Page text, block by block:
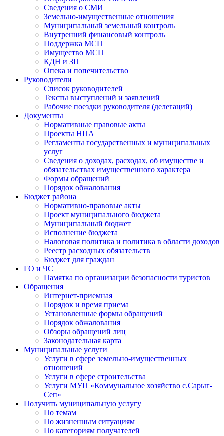
Сведения о СМИ
Земельно-имущественные отношения
Муниципальный земельный контроль
Внутренний финансовый контроль
Поддержка МСП
Имущество МСП
КДН и ЗП
Опека и попечительство
Руководители
Список руководителей
Тексты выступлений и заявлений
Рабочие поездки руководителя (делегаций)
Документы
Нормативные правовые акты
Проекты НПА
Регламенты государственных и муниципальных
услуг
Сведения о доходах, расходах, об имуществе и
обязательствах имущественного характера
Формы обращений
Порядок обжалования
Бюджет района
Нормативно-правовые акты
Проект муниципального бюджета
Муниципальный бюджет
Исполнение бюджета
Налоговая политика и политика в области доходов
Реестр расходных обязательств
Бюджет для граждан
ГО и ЧС
Памятка по организации безопасности туристов
Обращения
Интернет-приемная
Порядок и время приема
Установленные формы обращений
Порядок обжалования
Обзоры обращений лиц
Законодательная карта
Муниципальные услуги
Услуги в сфере земельно-имущественных
отношений
Услуги в сфере строительства
Услуги МУП «Коммунальное хозяйство с.Сарыг-
Сеп»
Получить муниципальную услугу
По темам
По жизненным ситуациям
По категориям получателей